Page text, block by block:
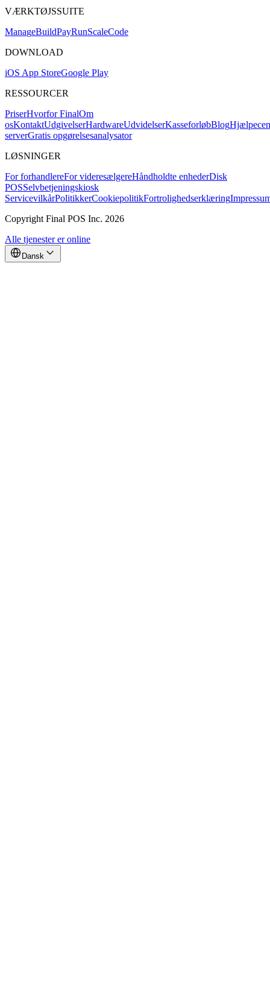
VÆRKTØJSSUITE
ManageBuildPayRunScaleCode
DOWNLOAD
iOS App StoreGoogle Play
RESSOURCER
PriserHvorfor FinalOm
osKontaktUdgivelserHardwareUdvidelserKasseforløbBlog
serverGratis opgørelsesanalysator
LØSNINGER
For forhandlereFor videresælgereHåndholdte enhederDisk
POSSelvbetjeningskiosk
ServicevilkårPolitikkerCookiepolitikFortrolighedserklæring
Copyright Final POS Inc. 2026
Alle tjenester er online
Dansk